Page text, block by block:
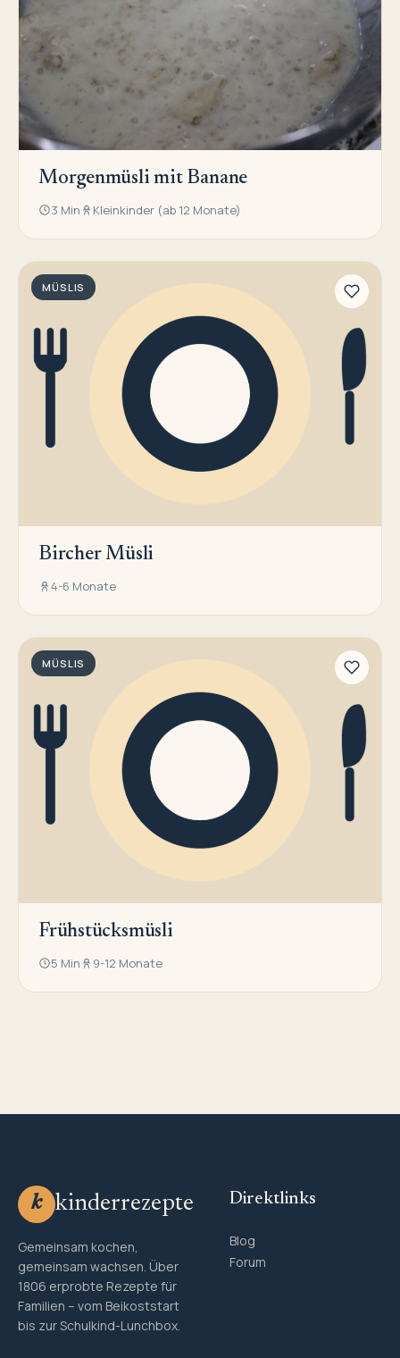
Morgenmüsli mit Banane
3 Min Kleinkinder (ab 12 Monate)
MÜSLIS
Bircher Müsli
4-6 Monate
MÜSLIS
Frühstücksmüsli
5 Min 9-12 Monate
k kinderrezepte
Gemeinsam kochen,
gemeinsam wachsen. Über
1806 erprobte Rezepte für
Familien – vom Beikoststart
bis zur Schulkind-Lunchbox.
Direktlinks
Blog
Forum